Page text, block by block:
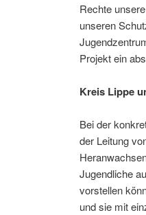
Rechte
unseren
Projekt ein
Kreis Lippe
Bei der
der Leitung
Jugendliche
vorstellen
und sie mit